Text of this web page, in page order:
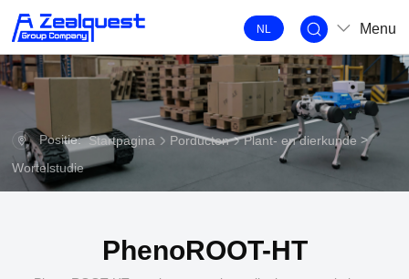
NL Menu
Positie:Startpagina Porducten Plant- en dierkunde >
Wortelstudie
PhenoROOT-HT